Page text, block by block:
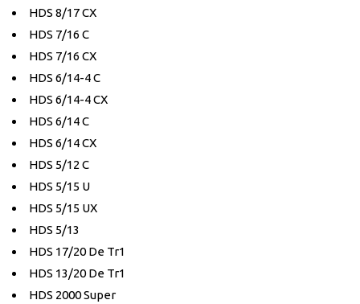
HDS 8/17 CX
HDS 7/16 C
HDS 7/16 CX
HDS 6/14-4 C
HDS 6/14-4 CX
HDS 6/14 C
HDS 6/14 CX
HDS 5/12 C
HDS 5/15 U
HDS 5/15 UX
HDS 5/13
HDS 17/20 De Tr1
HDS 13/20 De Tr1
HDS 2000 Super